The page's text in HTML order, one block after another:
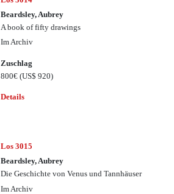
Beardsley, Aubrey
A book of fifty drawings
Im Archiv
Zuschlag
800€(US$ 920)
Details
Los 3015
Beardsley, Aubrey
Die Geschichte von Venus und Tannhäuser
Im Archiv